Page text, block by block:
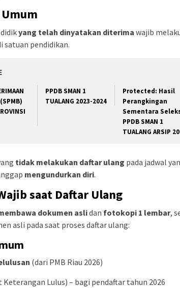
yang telah dinyatakan diterima wajib
satuan pendidikan.
PPDB SMAN 1
TUALANG 2023-2024
Protected: Hasil
Perangkingan
Sementara
PPDB SMAN 1
TUALANG ARSIP
tidak melakukan daftar ulang pada jadwal
mengundurkan diri.
saat Daftar Ulang
dokumen aslidan fotokopi 1 lembar,
asli pada saat proses daftar ulang:
(dari PMB Riau 2026)
Keterangan Lulus) – bagi pendaftar tahun 2026